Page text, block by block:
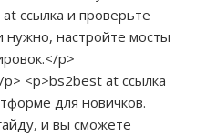
ссылка и проверьте
нужно, настройте мосты
p>
<p>bs2best at ссылка
для новичков.
и вы сможете